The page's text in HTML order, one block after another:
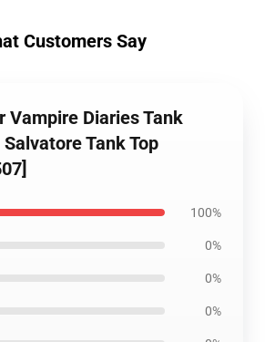
Customers Say
Vampire Diaries Tank
Tank Top
100%
0%
0%
0%